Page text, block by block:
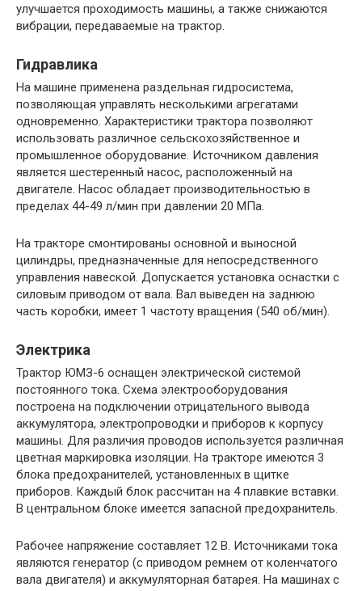
улучшается проходимость машины, а также снижаются
вибрации, передаваемые на трактор.
Гидравлика
На машине применена раздельная гидросистема,
позволяющая управлять несколькими агрегатами
одновременно. Характеристики трактора позволяют
использовать различное сельскохозяйственное и
промышленное оборудование. Источником давления
является шестеренный насос, расположенный на
двигателе. Насос обладает производительностью в
пределах 44-49 л/мин при давлении 20 МПа.
На тракторе смонтированы основной и выносной
цилиндры, предназначенные для непосредственного
управления навеской. Допускается установка оснастки с
силовым приводом от вала. Вал выведен на заднюю
часть коробки, имеет 1 частоту вращения (540 об/мин).
Электрика
Трактор ЮМЗ-6 оснащен электрической системой
постоянного тока. Схема электрооборудования
построена на подключении отрицательного вывода
аккумулятора, электропроводки и приборов к корпусу
машины. Для различия проводов используется различная
цветная маркировка изоляции. На тракторе имеются 3
блока предохранителей, установленных в щитке
приборов. Каждый блок рассчитан на 4 плавкие вставки.
В центральном блоке имеется запасной предохранитель.
Рабочее напряжение составляет 12 В. Источниками тока
являются генератор (с приводом ремнем от коленчатого
вала двигателя) и аккумуляторная батарея. На машинах с